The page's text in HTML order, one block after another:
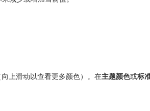
上滑动以查看更多颜色）。在主题颜色或标